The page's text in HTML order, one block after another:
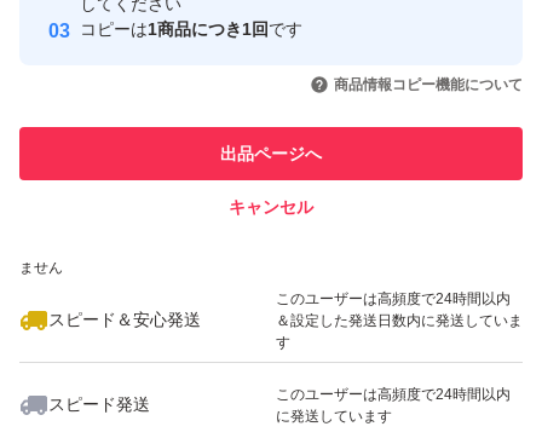
引を完了させた実績があります
での取引実績があります
ません
スピード＆安心発送
このユーザーは高頻度で24時間以内
＆設定した発送日数内に発送していま
す
スピード発送
このユーザーは高頻度で24時間以内
に発送しています
してください
コピーは1商品につき1回です
商品情報コピー機能について
出品ページへ
キャンセル
5,070